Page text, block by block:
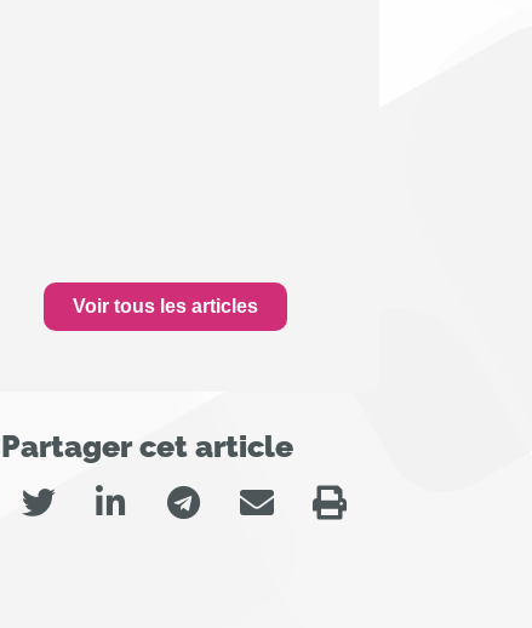
Voir tous les articles
Partager cet article